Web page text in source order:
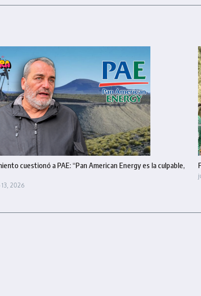
cuestionó a PAE: “Pan American Energy es la culpable,
2026